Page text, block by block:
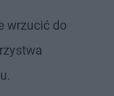
wrzucić do